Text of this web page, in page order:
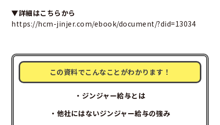
▼詳細はこちらから
https://hcm-jinjer.com/ebook/document/?did=13034
この資料でこんなことがわかります！
・ジンジャー給与とは
・他社にはないジンジャー給与の強み